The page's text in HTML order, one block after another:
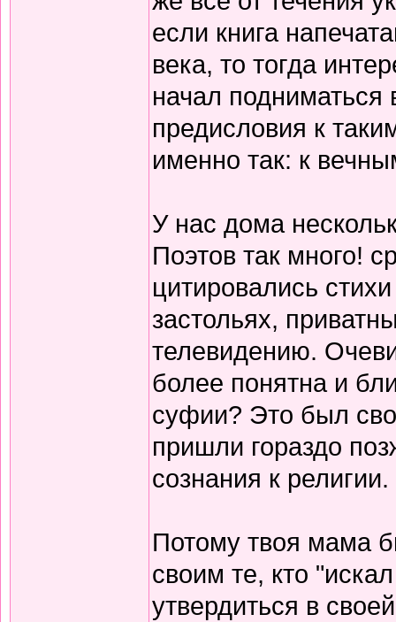
если книга
века, то тогда
начал
предисловия к
именно так: к
У нас дома
Поэтов так много!
цитировались
застольях,
телевидению.
более понятна и
суфии? Это был
пришли гораздо
сознания к религии.
Потому твоя мама
своим те, кто
утвердиться в